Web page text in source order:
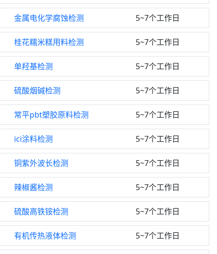
金属电化学腐蚀检测 5~7个工作日
桂花糯米糕用料检测 5~7个工作日
单羟基检测 5~7个工作日
硫酸烟碱检测 5~7个工作日
常平pbt塑胶原料检测 5~7个工作日
ici涂料检测 5~7个工作日
铜紫外波长检测 5~7个工作日
辣椒酱检测 5~7个工作日
硫酸高铁铵检测 5~7个工作日
有机传热液体检测 5~7个工作日